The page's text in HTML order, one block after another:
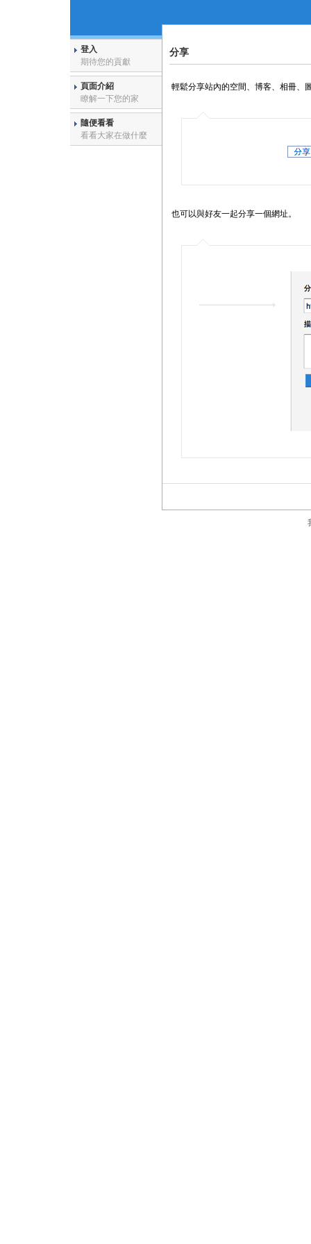
登入
期待您的貢獻
頁面介紹
瞭解一下您的家
隨便看看
看看大家在做什麼
分享
輕鬆分享站內的空間、博客、相冊、
也可以與好友一起分享一個網址。